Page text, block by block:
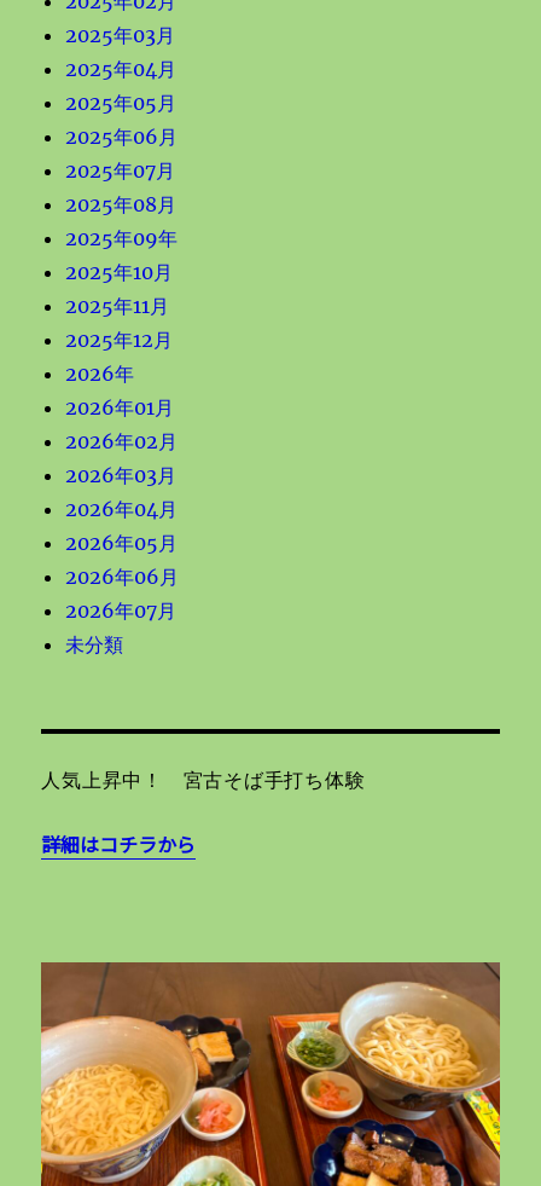
2025年03月
2025年04月
2025年05月
2025年06月
2025年07月
2025年08月
2025年09年
2025年10月
2025年11月
2025年12月
2026年
2026年01月
2026年02月
2026年03月
2026年04月
2026年05月
2026年06月
2026年07月
未分類
人気上昇中！ 宮古そば手打ち体験
詳細はコチラから